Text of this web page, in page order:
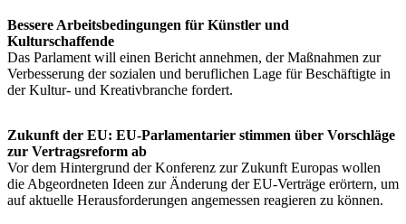
Bessere Arbeitsbedingungen für Künstler und
Kulturschaffende
Das Parlament will einen Bericht annehmen, der Maßnahmen zur
Verbesserung der sozialen und beruflichen Lage für Beschäftigte in
der Kultur- und Kreativbranche fordert.
Zukunft der EU: EU-Parlamentarier stimmen über Vorschläge
zur Vertragsreform ab
Vor dem Hintergrund der Konferenz zur Zukunft Europas wollen
die Abgeordneten Ideen zur Änderung der EU-Verträge erörtern, um
auf aktuelle Herausforderungen angemessen reagieren zu können.